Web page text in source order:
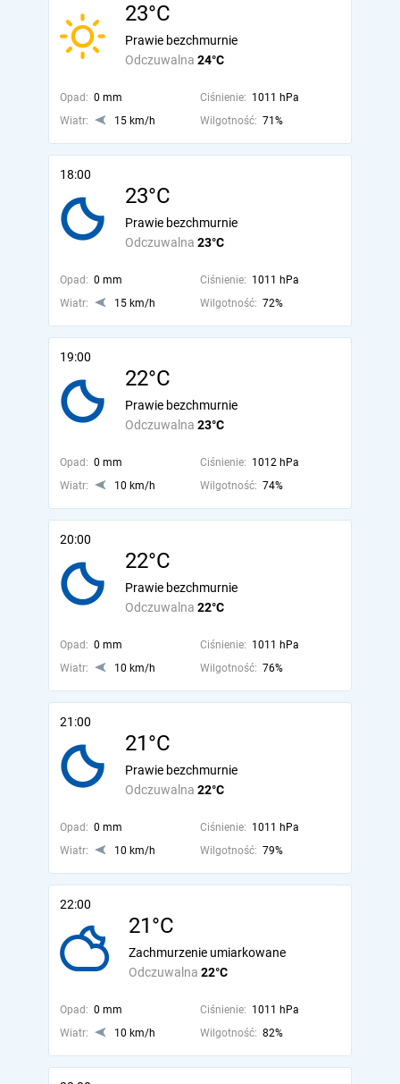
23°C
Odczuwalna 24°C
Prawie bezchmurnie
Opad: 0 mm Ciśnienie: 1011 hPa
Wiatr:
15 km/h Wilgotność: 71%
18:00
23°C
Odczuwalna 23°C
Prawie bezchmurnie
Opad: 0 mm Ciśnienie: 1011 hPa
Wiatr:
15 km/h Wilgotność: 72%
19:00
22°C
Odczuwalna 23°C
Prawie bezchmurnie
Opad: 0 mm Ciśnienie: 1012 hPa
Wiatr:
10 km/h Wilgotność: 74%
20:00
22°C
Odczuwalna 22°C
Prawie bezchmurnie
Opad: 0 mm Ciśnienie: 1011 hPa
Wiatr:
10 km/h Wilgotność: 76%
21:00
21°C
Odczuwalna 22°C
Prawie bezchmurnie
Opad: 0 mm Ciśnienie: 1011 hPa
Wiatr:
10 km/h Wilgotność: 79%
22:00
21°C
Odczuwalna 22°C
Zachmurzenie umiarkowane
Opad: 0 mm Ciśnienie: 1011 hPa
Wiatr:
10 km/h Wilgotność: 82%